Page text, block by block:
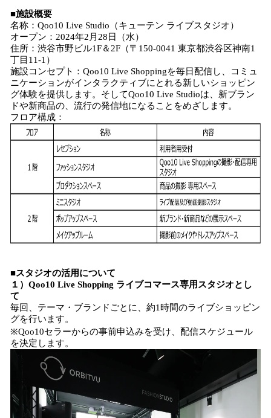
■施設概要
名称：Qoo10 Live Studio（キューテン ライブスタジオ）
オープン：2024年2月28日（水）
住所：渋谷市野ビル1F＆2F（〒150-0041 東京都渋谷区神南1
丁目11-1）
施設コンセプト：Qoo10 Live Shoppingを毎日配信し、コミュ
ニケーションがインタラクティブにとれる新しいショッピン
グ体験を提供します。そしてQoo10 Live Studioは、新ブラン
ドや新商品の、流行の発信地になることをめざします。
フロア構成：
■スタジオの活用について
１）Qoo10 Live Shopping ライブコマース専用スタジオとし
て
毎回、テーマ・ブランドごとに、約1時間のライブショッピン
グを行います。
※Qoo10セラーからの事前申込みを受け、配信スケジュール
を決定します。